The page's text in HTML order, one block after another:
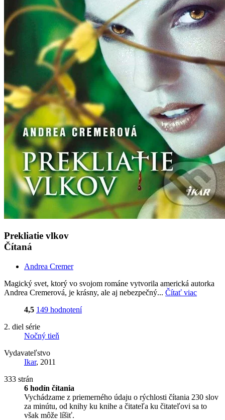
Prekliatie vlkov
Čítaná
Andrea Cremer
Magický svet, ktorý vo svojom románe vytvorila americká autorka
Andrea Cremerová, je krásny, ale aj nebezpečný... Čítať viac
4,5 149 hodnotení
2. diel série
Nočný tieň
Vydavateľstvo
Ikar, 2011
333 strán
6 hodín čítania
Vychádzame z priemerného údaju o rýchlosti čítania 230 slov
za minútu, od knihy ku knihe a čitateľa ku čitateľovi sa to
však môže líšiť.